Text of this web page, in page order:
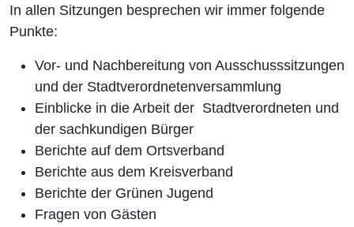
In allen Sitzungen besprechen wir immer folgende
Punkte:
Vor- und Nachbereitung von Ausschusssitzungen
und der Stadtverordnetenversammlung
Einblicke in die Arbeit der Stadtverordneten und
der sachkundigen Bürger
Berichte auf dem Ortsverband
Berichte aus dem Kreisverband
Berichte der Grünen Jugend
Fragen von Gästen